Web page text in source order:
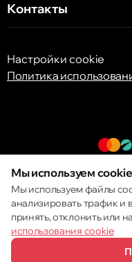
Контакты
Настройки cookie
Политика
©
Мы используем cookie
Мы используем файлы
анализировать трафик и
принять, отклонить или
использования cookie